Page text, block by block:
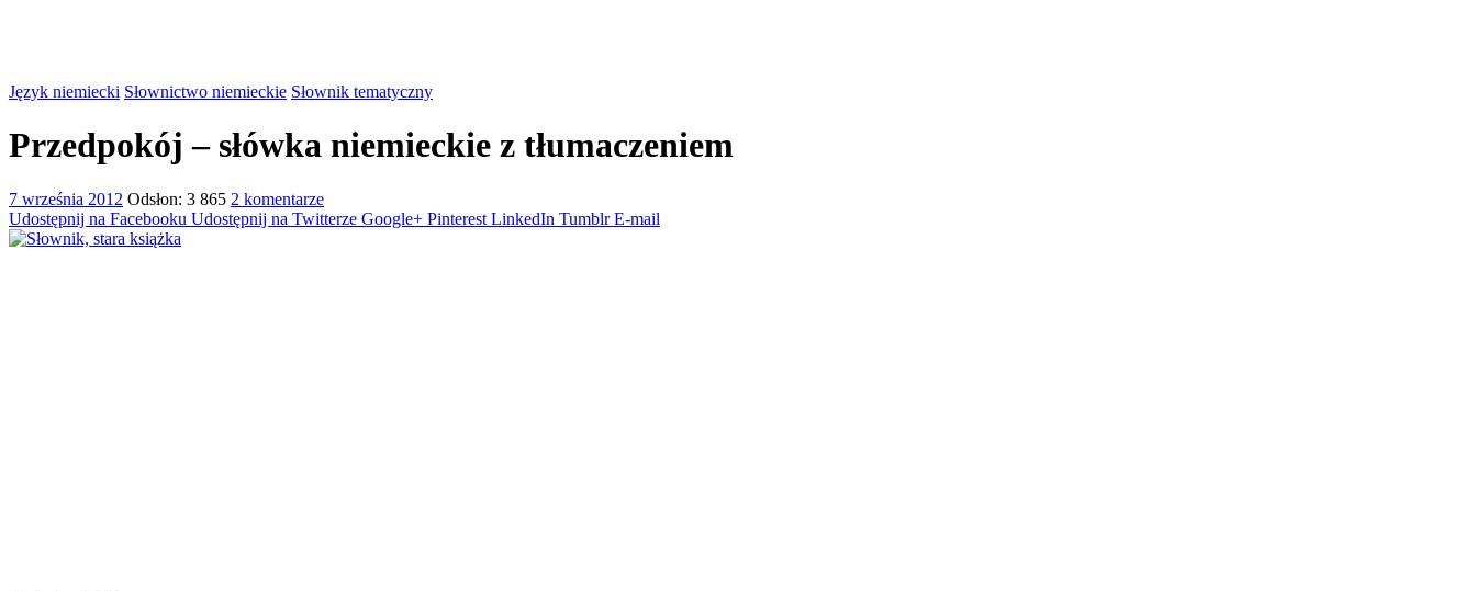
Język niemiecki Słownictwo niemieckie Słownik tematyczny
Przedpokój – słówka niemieckie z tłumaczeniem
7 września 2012 Odsłon: 3 865 2 komentarze
Udostępnij na Facebooku Udostępnij na Twitterze Google+ Pinterest LinkedIn Tumblr E-mail